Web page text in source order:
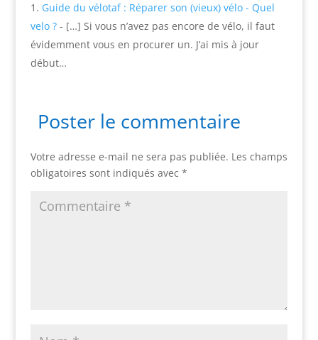
Guide du vélotaf : Réparer son (vieux) vélo - Quel
velo ?- […] Si vous n’avez pas encore de vélo, il faut
évidemment vous en procurer un. J’ai mis à jour
début…
Poster le commentaire
Votre adresse e-mail ne sera pas publiée. Les champs
obligatoires sont indiqués avec *